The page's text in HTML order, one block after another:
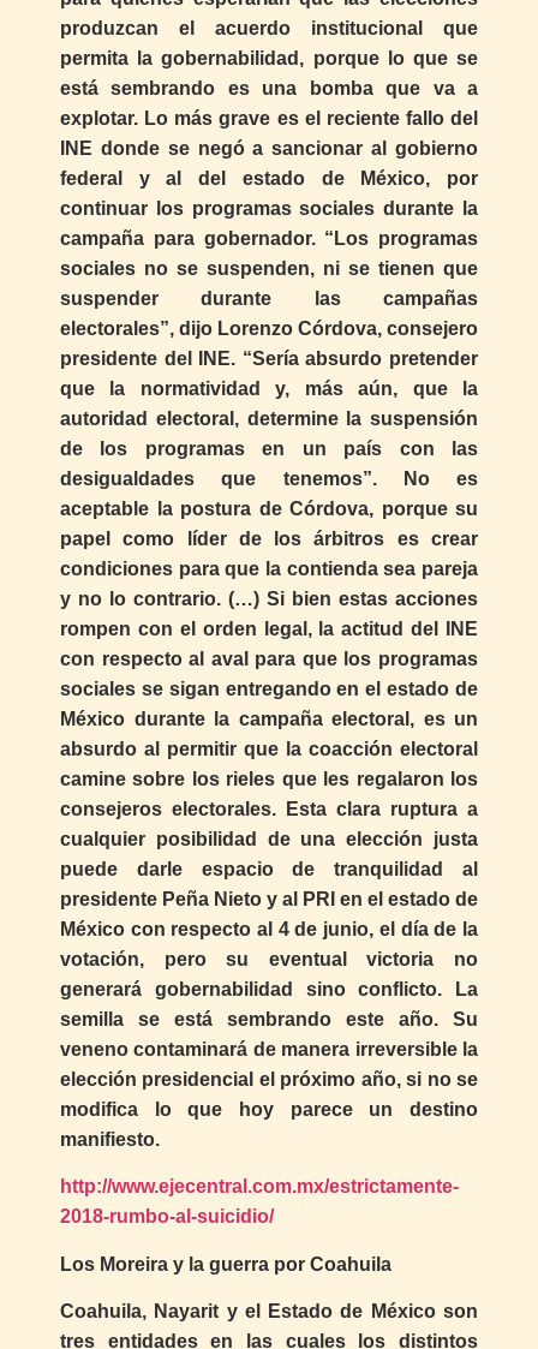
produzcan el acuerdo institucional que
permita la gobernabilidad, porque lo que se
está sembrando es una bomba que va a
explotar. Lo más grave es el reciente fallo del
INE donde se negó a sancionar al gobierno
federal y al del estado de México, por
continuar los programas sociales durante la
campaña para gobernador. “Los programas
sociales no se suspenden, ni se tienen que
suspender durante las campañas
electorales”, dijo Lorenzo Córdova, consejero
presidente del INE. “Sería absurdo pretender
que la normatividad y, más aún, que la
autoridad electoral, determine la suspensión
de los programas en un país con las
desigualdades que tenemos”. No es
aceptable la postura de Córdova, porque su
papel como líder de los árbitros es crear
condiciones para que la contienda sea pareja
y no lo contrario. (…) Si bien estas acciones
rompen con el orden legal, la actitud del INE
con respecto al aval para que los programas
sociales se sigan entregando en el estado de
México durante la campaña electoral, es un
absurdo al permitir que la coacción electoral
camine sobre los rieles que les regalaron los
consejeros electorales. Esta clara ruptura a
cualquier posibilidad de una elección justa
puede darle espacio de tranquilidad al
presidente Peña Nieto y al PRI en el estado de
México con respecto al 4 de junio, el día de la
votación, pero su eventual victoria no
generará gobernabilidad sino conflicto. La
semilla se está sembrando este año. Su
veneno contaminará de manera irreversible la
elección presidencial el próximo año, si no se
modifica lo que hoy parece un destino
manifiesto.
http://www.ejecentral.com.mx/estrictamente-
2018-rumbo-al-suicidio/
Los Moreira y la guerra por Coahuila
Coahuila, Nayarit y el Estado de México son
tres entidades en las cuales los distintos